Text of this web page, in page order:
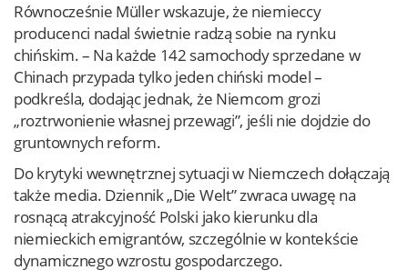
Równocześnie Müller wskazuje, że niemieccy
producenci nadal świetnie radzą sobie na rynku
chińskim. – Na każde 142 samochody sprzedane w
Chinach przypada tylko jeden chiński model –
podkreśla, dodając jednak, że Niemcom grozi
„roztrwonienie własnej przewagi”, jeśli nie dojdzie do
gruntownych reform.
Do krytyki wewnętrznej sytuacji w Niemczech dołączają
także media. Dziennik „Die Welt” zwraca uwagę na
rosnącą atrakcyjność Polski jako kierunku dla
niemieckich emigrantów, szczególnie w kontekście
dynamicznego wzrostu gospodarczego.